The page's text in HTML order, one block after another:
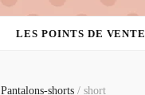
LES POINTS DE VENTE
Pantalons-shorts / short